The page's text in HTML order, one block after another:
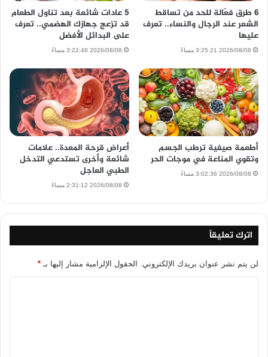
6 طرق فعّالة للحد من تساقط
الشعر عند الرجال والنساء.. تعرف
عليها
2026/08/08 3:25:21 مساءً
5 عادات شائعة بعد تناول الطعام
قد تزعج جهازك الهضمي.. تعرف
على البدائل الأفضل
2026/08/08 3:22:48 مساءً
أطعمة صيفية ترطب الجسم
وتقوي المناعة في موجات الحر
2026/08/08 3:02:36 مساءً
أعراض قرحة المعدة.. علامات
شائعة وأخرى تستدعي التدخل
الطبي العاجل
2026/08/08 2:31:12 مساءً
اترك تعليقاً
لن يتم نشر عنوان بريدك الإلكتروني. الحقول الإلزامية مشار إليها بـ *